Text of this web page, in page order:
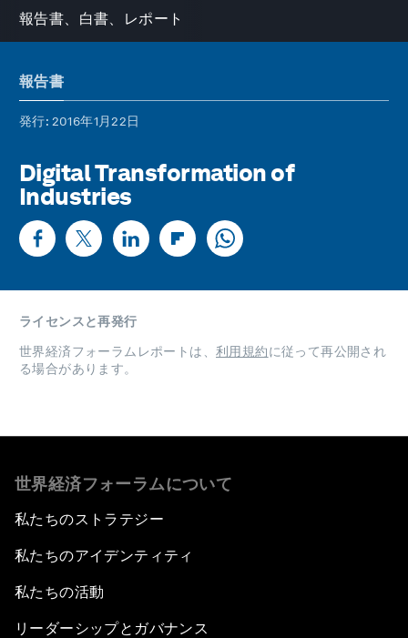
報告書、白書、レポート
報告書
発行: 2016年1月22日
Digital Transformation of
Industries
ライセンスと再発行
世界経済フォーラムレポートは、 利用規約に従って再公開され
る場合があります。
世界経済フォーラムについて
私たちのストラテジー
私たちのアイデンティティ
私たちの活動
リーダーシップとガバナンス